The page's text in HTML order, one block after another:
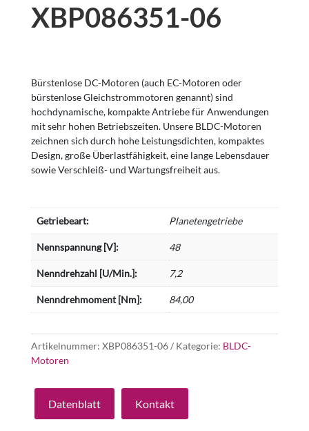
XBP086351-06
Bürstenlose DC-Motoren (auch EC-Motoren oder
bürstenlose Gleichstrommotoren genannt) sind
hochdynamische, kompakte Antriebe für Anwendungen
mit sehr hohen Betriebszeiten. Unsere BLDC-Motoren
zeichnen sich durch hohe Leistungsdichten, kompaktes
Design, große Überlastfähigkeit, eine lange Lebensdauer
sowie Verschleiß- und Wartungsfreiheit aus.
Getriebeart: Planetengetriebe
Nennspannung [V]: 48
Nenndrehzahl [U/Min.]: 7,2
Nenndrehmoment [Nm]: 84,00
Artikelnummer: XBP086351-06 Kategorie: BLDC-
Motoren
Datenblatt Kontakt